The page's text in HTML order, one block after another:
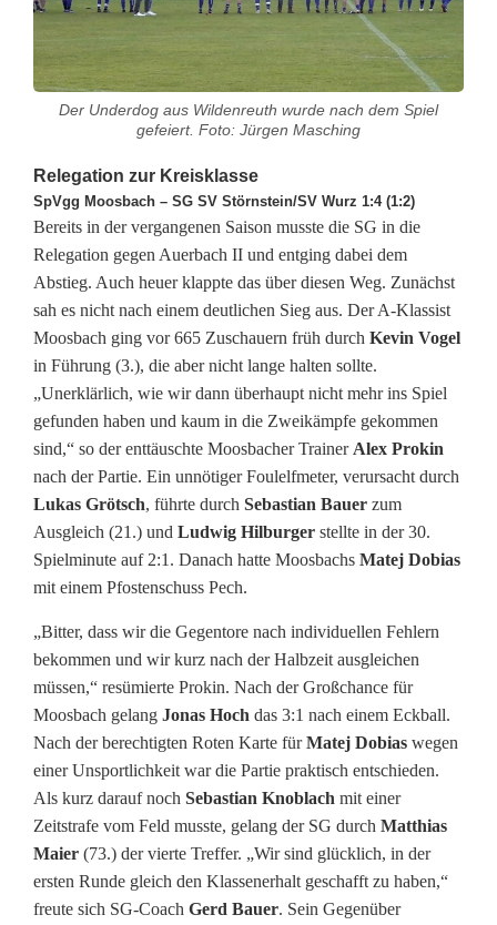
t
e
l
e
g
a
t
i
o
n
s
r
n
d
e
a
b
g
e
Der Underdog aus Wildenreuth wurde nach dem Spiel
gefeiert. Foto: Jürgen Masching
Relegation zur Kreisklasse
SpVgg Moosbach – SG SV Störnstein/SV Wurz 1:4 (1:2)
Bereits in der vergangenen Saison musste die SG in die
Relegation gegen Auerbach II und entging dabei dem
Abstieg. Auch heuer klappte das über diesen Weg. Zunächst
sah es nicht nach einem deutlichen Sieg aus. Der A-Klassist
Moosbach ging vor 665 Zuschauern früh durch Kevin Vogel
in Führung (3.), die aber nicht lange halten sollte.
„Unerklärlich, wie wir dann überhaupt nicht mehr ins Spiel
gefunden haben und kaum in die Zweikämpfe gekommen
sind,“ so der enttäuschte Moosbacher Trainer Alex Prokin
nach der Partie. Ein unnötiger Foulelfmeter, verursacht durch
Lukas Grötsch, führte durch Sebastian Bauer zum
Ausgleich (21.) und Ludwig Hilburger stellte in der 30.
Spielminute auf 2:1. Danach hatte Moosbachs Matej Dobias
mit einem Pfostenschuss Pech.
„Bitter, dass wir die Gegentore nach individuellen Fehlern
bekommen und wir kurz nach der Halbzeit ausgleichen
müssen,“ resümierte Prokin. Nach der Großchance für
Moosbach gelang Jonas Hoch das 3:1 nach einem Eckball.
Nach der berechtigten Roten Karte fürMatej Dobias wegen
einer Unsportlichkeit war die Partie praktisch entschieden.
Als kurz darauf noch Sebastian Knoblach mit einer
Zeitstrafe vom Feld musste, gelang der SG durch Matthias
Maier (73.) der vierte Treffer. „Wir sind glücklich, in der
ersten Runde gleich den Klassenerhalt geschafft zu haben,“
freute sich SG-Coach Gerd Bauer. Sein Gegenüber